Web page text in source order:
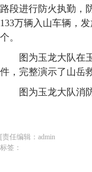
路段进行防火执勤，
133万辆入山车辆，
个。
图为玉龙大队在
件，完整演示了山岳
图为玉龙大队消
[责任编辑：admin
标签：